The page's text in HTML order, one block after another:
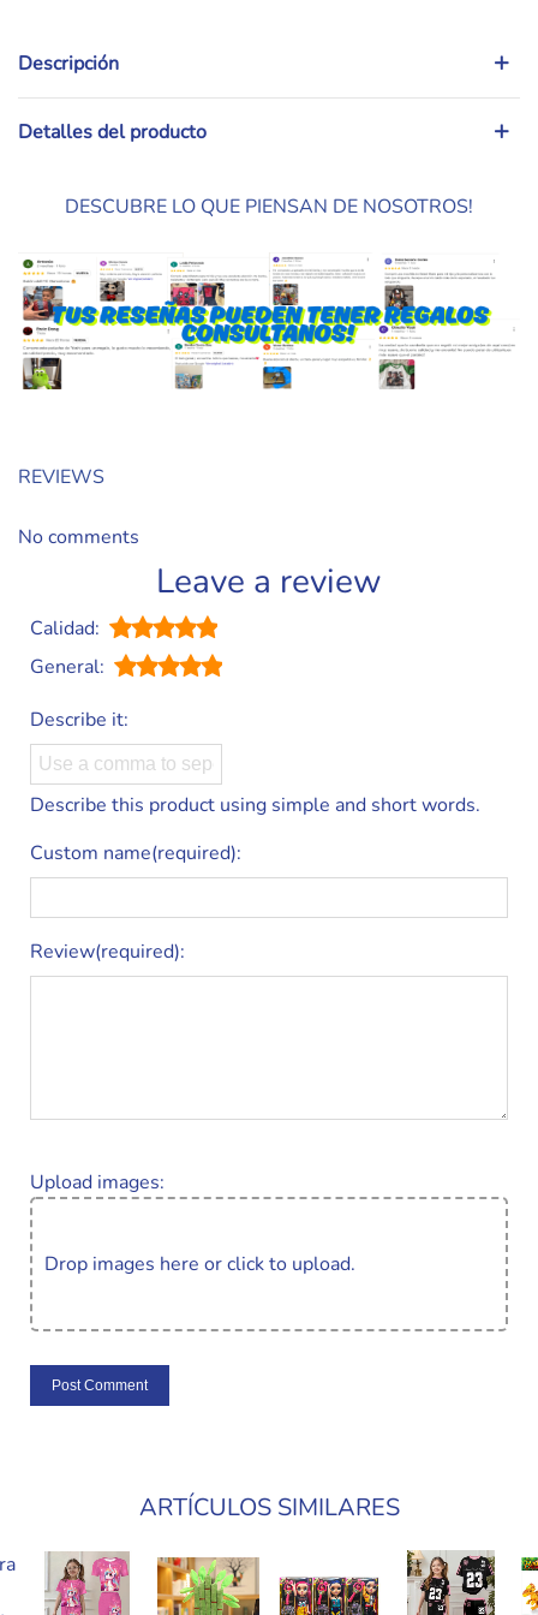
Descripción
Detalles del producto
DESCUBRE LO QUE PIENSAN DE NOSOTROS!
REVIEWS
No comments
Leave a review
Calidad:
General:
Describe it:
Describe this product using simple and short words.
Custom name(required):
Review(required):
Upload images:
Drop images here or click to upload.
ARTÍCULOS SIMILARES